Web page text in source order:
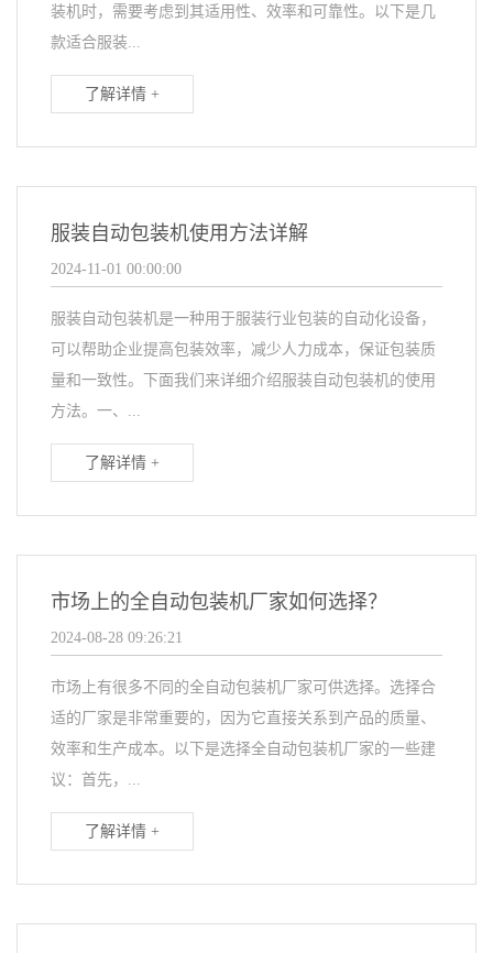
装机时，需要考虑到其适用性、效率和可靠性。以下是几
款适合服装...
了解详情 +
服装自动包装机使用方法详解
2024-11-01 00:00:00
服装自动包装机是一种用于服装行业包装的自动化设备，
可以帮助企业提高包装效率，减少人力成本，保证包装质
量和一致性。下面我们来详细介绍服装自动包装机的使用
方法。一、...
了解详情 +
市场上的全自动包装机厂家如何选择？
2024-08-28 09:26:21
市场上有很多不同的全自动包装机厂家可供选择。选择合
适的厂家是非常重要的，因为它直接关系到产品的质量、
效率和生产成本。以下是选择全自动包装机厂家的一些建
议：首先，...
了解详情 +